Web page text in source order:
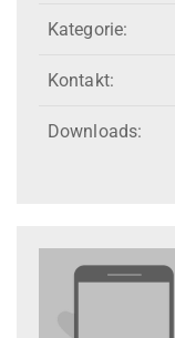
Kategorie:
Kontakt:
Downloads: